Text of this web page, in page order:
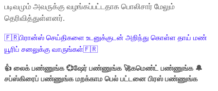
படிவமும் அவருக்கு வழங்கப்பட்டதாக பொலிசார் மேலும்
தெரிவித்துள்ளனர்.
🇫🇷பிரான்ஸ் செய்திகளை உடனுக்குடன் அறிந்து கொள்ள தாய் மண்
யூரிப் சனலுக்கு வாருங்கள்🇫🇷
👍 லைக் பண்ணுங்க 💞ஷேர் பண்ணுங்க 🚀கமெண்ட் பண்ணுங்க 🔔
சப்ஸ்கிரைப் பண்ணுங்க மறக்காம பெல் பட்டனை பிரஸ் பண்ணுங்க